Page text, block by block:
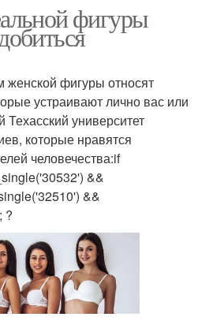
фигуры
фигуры относят
устраивают лично вас или
университет
которые нравятся
человечества:if
&&
&&
?